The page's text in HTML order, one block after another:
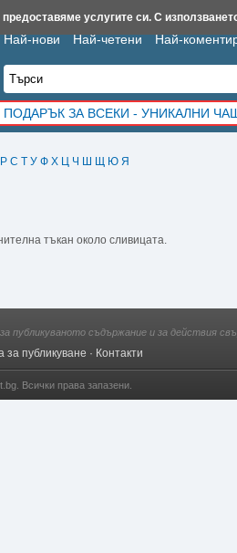
Р С Т У Ф Х Ц Ч Ш Щ Ю Я
тъкан около сливицата.
Най-нови Най-четени Най-
ПОДАРЪК ЗА ВСЕКИ - УНИКАЛНИ
Iztochnik.com BauBau.bg NewAge.bg
публикуваното съдържание и за действия
за публикуване · Контакти
. Всички права запазени.
предоставяме услугите си. С